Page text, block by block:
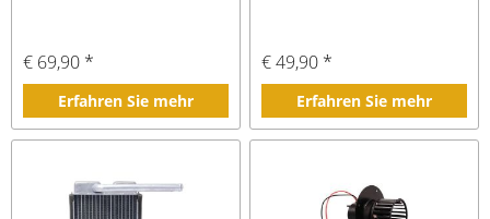
€ 69,90 *
Erfahren Sie mehr
€ 49,90 *
Erfahren Sie mehr